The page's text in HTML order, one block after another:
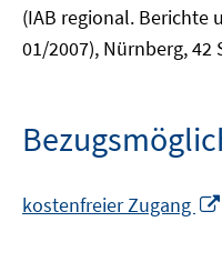
(IAB regional. Berichte
01/2007), Nürnberg, 42
kostenfreier Zugang